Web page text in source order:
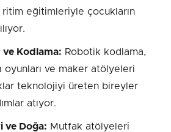
eğitimleriyle çocukların
ve Kodlama: Robotik kodlama,
oyunları ve maker atölyeleri
teknolojiyi üreten bireyler
atıyor.
ve Doğa: Mutfak atölyeleri